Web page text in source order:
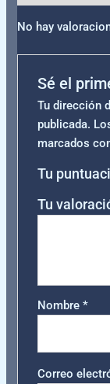
No hay
Sé el
Tu dirección
publicada.
marcados
Tu
Tu
Nombre *
Correo